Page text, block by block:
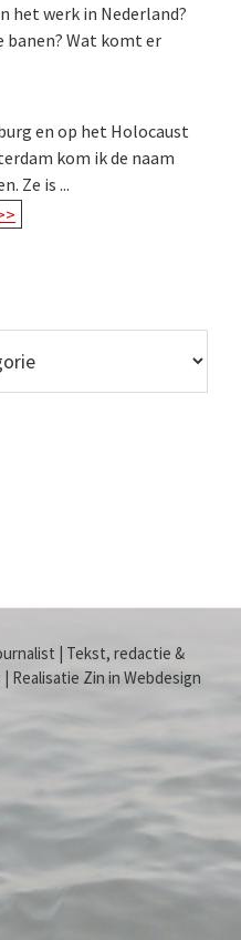
het werk in Nederland?
banen? Wat komt er
en op het Holocaust
kom ik de naam
Ze is ...
| Tekst, redactie &
Realisatie Zin in Webdesign